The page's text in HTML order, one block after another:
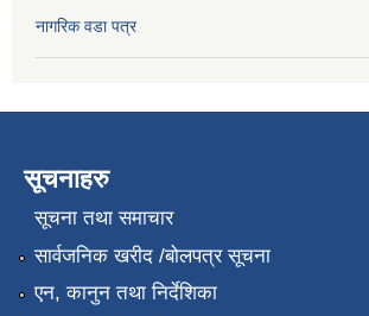
नागरिक वडा पत्र
सूचनाहरु
सूचना तथा समाचार
सार्वजनिक खरीद /बोलपत्र सूचना
एन, कानुन तथा निर्देशिका